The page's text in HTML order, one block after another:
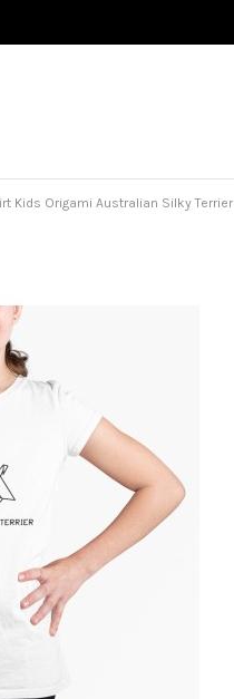
Kids Origami Australian Silky Terrier